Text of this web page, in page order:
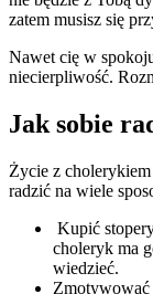
zatem musisz się
Nawet cię w
niecierpliwość.
Jak sobie
Życie z
radzić na wiele
Kupić
choleryk ma
wiedzieć.
Zmotywować